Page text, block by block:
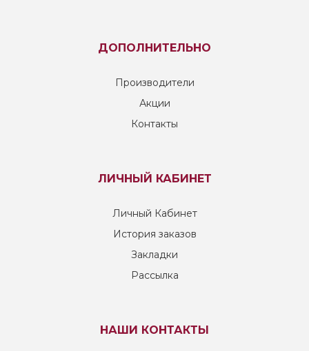
ДОПОЛНИТЕЛЬНО
Производители
Акции
Контакты
ЛИЧНЫЙ КАБИНЕТ
Личный Кабинет
История заказов
Закладки
Рассылка
НАШИ КОНТАКТЫ